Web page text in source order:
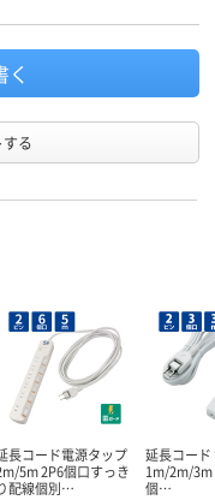
る
長コード電源タップ
5m 2P6個口すっき
配線個別…
延長コー
1m/2m/3m
個…